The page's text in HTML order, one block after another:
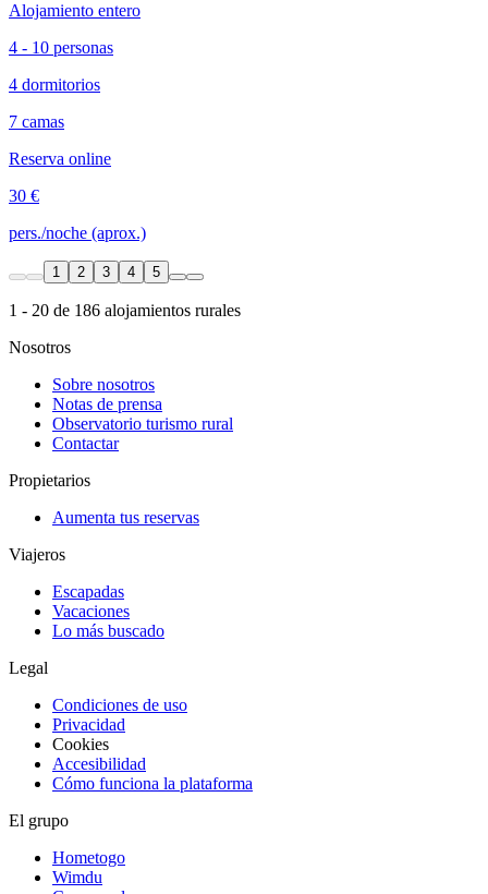
Alojamiento entero
4 - 10 personas
4 dormitorios
7 camas
Reserva online
30 €
pers./noche (aprox.)
1 2 3 4 5
1 - 20 de 186 alojamientos rurales
Nosotros
Sobre nosotros
Notas de prensa
Observatorio turismo rural
Contactar
Propietarios
Aumenta tus reservas
Viajeros
Escapadas
Vacaciones
Lo más buscado
Legal
Condiciones de uso
Privacidad
Cookies
Accesibilidad
Cómo funciona la plataforma
El grupo
Hometogo
Wimdu